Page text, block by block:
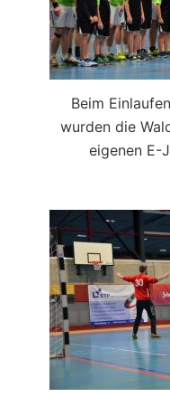
Beim
wurden die
eigenen E-